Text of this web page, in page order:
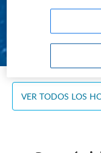
VER TODOS LOS